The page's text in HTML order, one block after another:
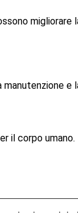
migliorare
e
il corpo umano.